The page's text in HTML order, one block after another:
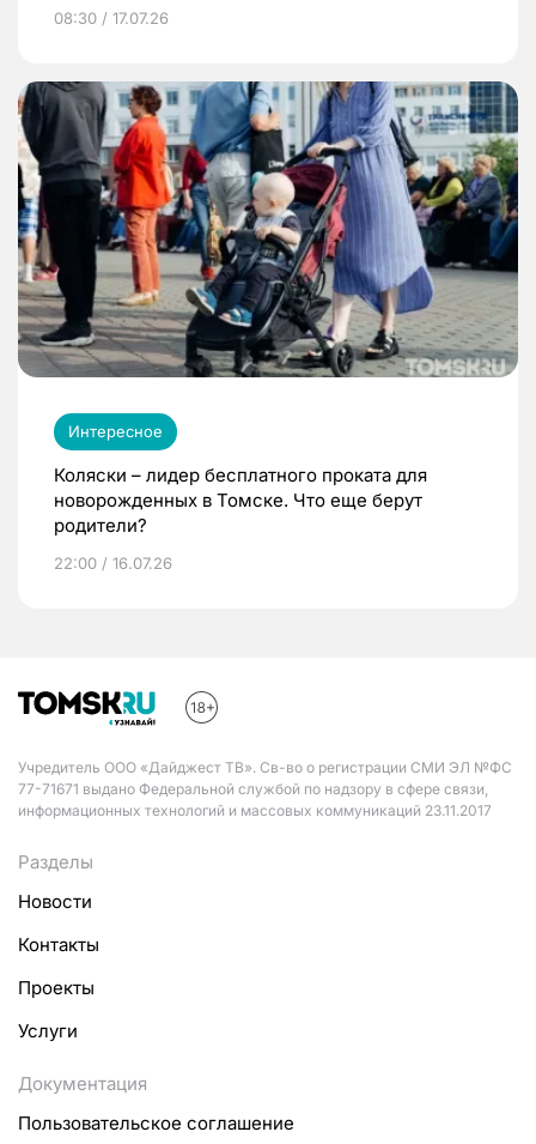
08:30 / 17.07.26
Интересное
Коляски – лидер бесплатного проката для
новорожденных в Томске. Что еще берут
родители?
22:00 / 16.07.26
Учредитель ООО «Дайджест ТВ». Св-во о регистрации СМИ ЭЛ №ФС
77-71671 выдано Федеральной службой по надзору в сфере связи,
информационных технологий и массовых коммуникаций 23.11.2017
Разделы
Новости
Контакты
Проекты
Услуги
Документация
Пользовательское соглашение